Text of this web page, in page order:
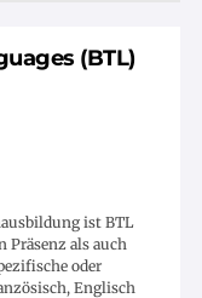
(BTL)
ist BTL
als auch
oder
Englisch